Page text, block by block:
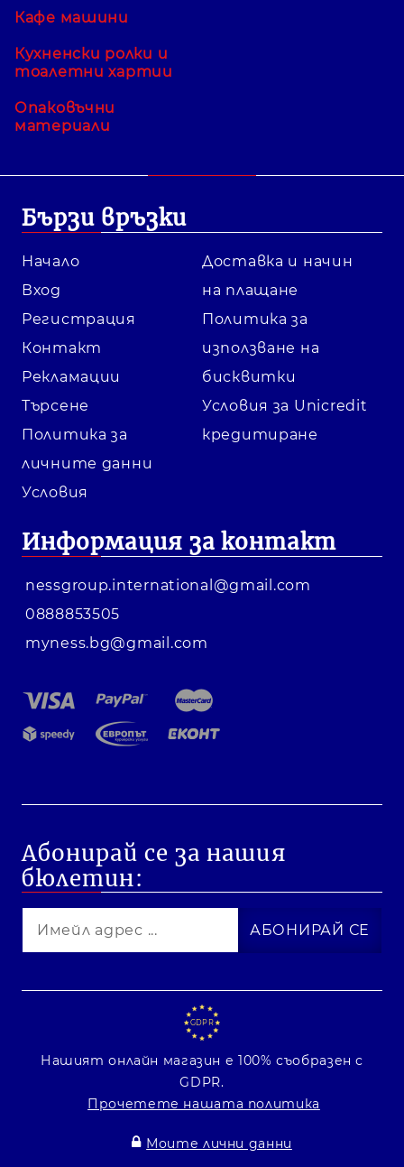
Кафе машини
Кухненски ролки и
тоалетни хартии
Опаковъчни
материали
Бързи връзки
Начало
Вход
Регистрация
Контакт
Рекламации
Търсене
Политика за
личните данни
Условия
Доставка и начин
на плащане
Политика за
използване на
бисквитки
Условия за Unicredit
кредитиране
Информация за контакт
nessgroup.international@gmail.com
0888853505
myness.bg@gmail.com
Абонирай се за нашия
бюлетин:
GDPR
Нашият онлайн магазин е 100% съобразен с
GDPR.
Прочетете нашата политика
Моите лични данни